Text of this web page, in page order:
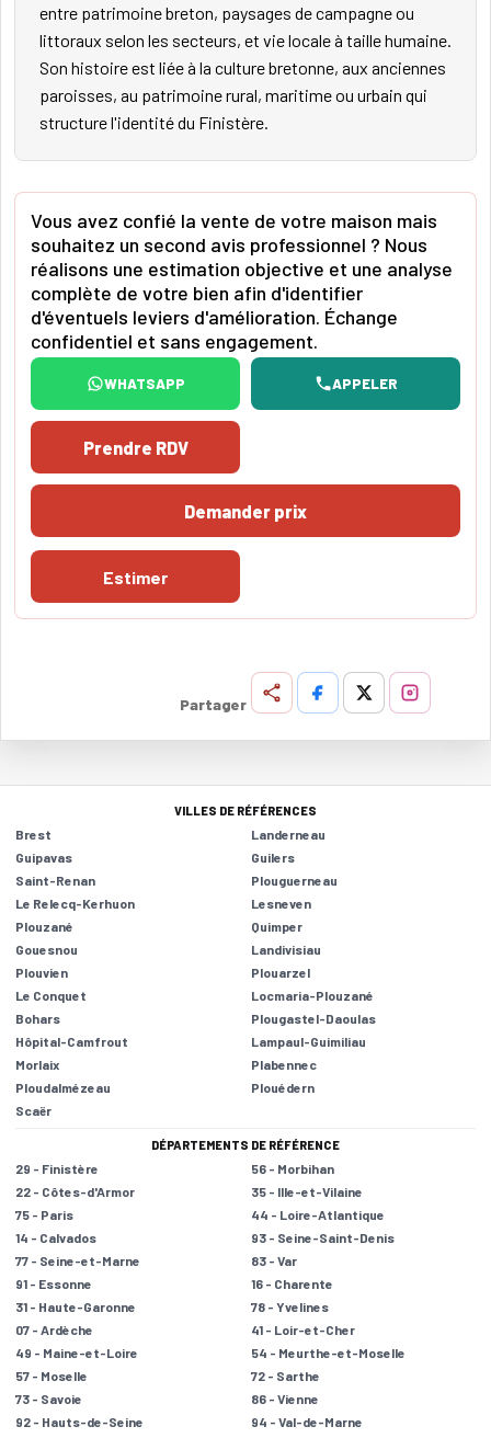
entre patrimoine breton, paysages de campagne ou
littoraux selon les secteurs, et vie locale à taille humaine.
Son histoire est liée à la culture bretonne, aux anciennes
paroisses, au patrimoine rural, maritime ou urbain qui
structure l'identité du Finistère.
Vous avez confié la vente de votre maison mais
souhaitez un second avis professionnel ? Nous
réalisons une estimation objective et une analyse
complète de votre bien afin d'identifier
d'éventuels leviers d'amélioration. Échange
confidentiel et sans engagement.
WHATSAPP APPELER
Prendre RDV
Demander prix
Estimer
Partager
VILLES DE RÉFÉRENCES
Brest
Landerneau
Guipavas
Guilers
Saint-Renan
Plouguerneau
Le Relecq-Kerhuon
Lesneven
Plouzané
Quimper
Gouesnou
Landivisiau
Plouvien
Plouarzel
Le Conquet
Locmaria-Plouzané
Bohars
Plougastel-Daoulas
Hôpital-Camfrout
Lampaul-Guimiliau
Morlaix
Plabennec
Ploudalmézeau
Plouédern
Scaër
DÉPARTEMENTS DE RÉFÉRENCE
29 - Finistère
56 - Morbihan
22 - Côtes-d'Armor
35 - Ille-et-Vilaine
75 - Paris
44 - Loire-Atlantique
14 - Calvados
93 - Seine-Saint-Denis
77 - Seine-et-Marne
83 - Var
91 - Essonne
16 - Charente
31 - Haute-Garonne
78 - Yvelines
07 - Ardèche
41 - Loir-et-Cher
49 - Maine-et-Loire
54 - Meurthe-et-Moselle
57 - Moselle
72 - Sarthe
73 - Savoie
86 - Vienne
92 - Hauts-de-Seine
94 - Val-de-Marne